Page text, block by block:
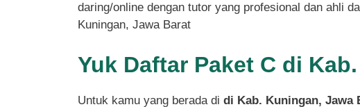
daring/online dengan tutor yang profesional dan ahli
Kuningan, Jawa Barat
Yuk Daftar Paket C di
Untuk kamu yang berada di di Kab. Kuningan, Jawa